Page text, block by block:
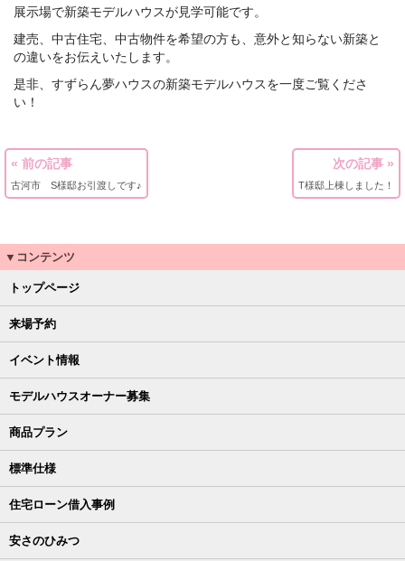
展示場で新築モデルハウスが見学可能です。
建売、中古住宅、中古物件を希望の方も、意外と知らない新築と
の違いをお伝えいたします。
是非、すずらん夢ハウスの新築モデルハウスを一度ご覧くださ
い！
« 前の記事
古河市 S様邸お引渡しです♪
次の記事 »
T様邸上棟しました！
▼コンテンツ
トップページ
来場予約
イベント情報
モデルハウスオーナー募集
商品プラン
標準仕様
住宅ローン借入事例
安さのひみつ